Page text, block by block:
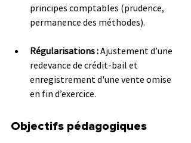
principes comptables (prudence,
permanence des méthodes).
Régularisations : Ajustement d’une
redevance de crédit-bail et
enregistrement d'une vente omise
en fin d’exercice.
Objectifs pédagogiques